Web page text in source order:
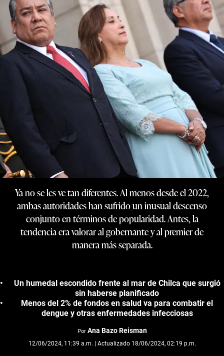
Ya no se les ve tan diferentes. Al menos desde el 2022,
ambas autoridades han sufrido un inusual descenso
conjunto en términos de popularidad. Antes, la
tendencia era valorar al gobernante y al premier de
manera más separada.
Un humedal escondido frente al mar de Chilca que surgió
sin haberse planificado
Menos del 2% de fondos en salud va para combatir el
dengue y otras enfermedades infecciosas
Por Ana Bazo Reisman
12/06/2024, 11:39 a.m. | Actualizado 18/06/2024, 02:19 p.m.